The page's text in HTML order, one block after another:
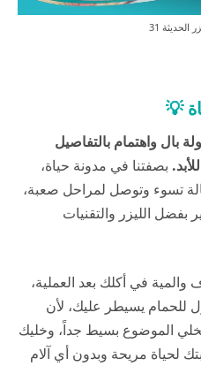
💡
بال واهتمام بالتفاصيل
بصفتنا في مدونة حياة،
تسوء وتوصل لمراحل صعبة،
بفضل الليزر والتقنيات
والمية في أكلك بعد العملية،
يسيطر عليك، لأن
الموضوع بسيط جداً، وخليك
لحياة مريحة وبدون أي آلام